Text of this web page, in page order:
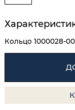
Кольцо 1000028-